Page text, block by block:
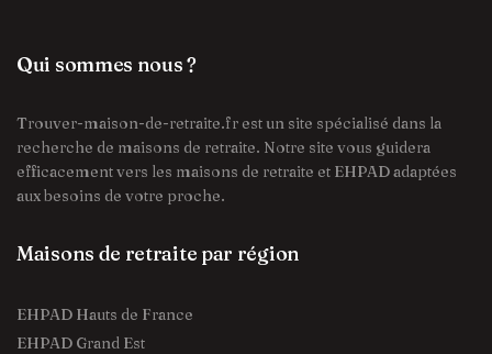
Qui sommes nous ?
Trouver-maison-de-retraite.fr est un site spécialisé dans la
recherche de maisons de retraite. Notre site vous guidera
efficacement vers les maisons de retraite et EHPAD adaptées
aux besoins de votre proche.
Maisons de retraite par région
EHPAD Hauts de France
EHPAD Grand Est